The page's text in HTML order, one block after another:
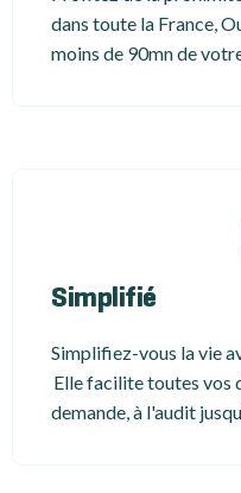
dans toute la France,
moins de 90mn de
Simplifié
Simplifiez-vous la vie
Elle facilite toutes vos
demande, à l'audit